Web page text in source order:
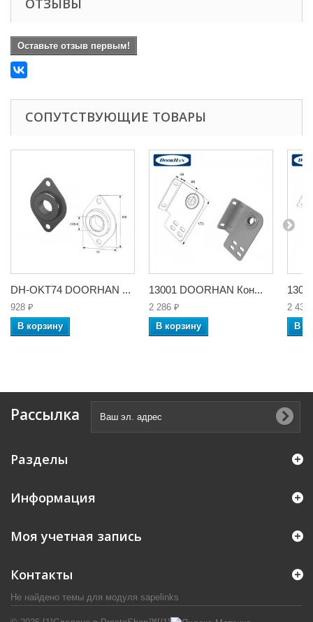
ОТЗЫВЫ
Оставьте отзыв первым!
СОПУТСТВУЮЩИЕ ТОВАРЫ
DH-OKT74 DOORHAN ...
928 ₽
В корзину
13001 DOORHAN Кон...
2 286 ₽
В корзину
2 432
В
Рассылка
Разделы
Информация
Моя учетная запись
Контакты
Не найдено темы для модуля sapelinks